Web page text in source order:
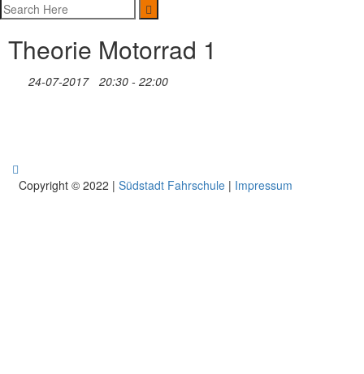
Theorie Motorrad 1
24-07-2017 20:30 - 22:00
Copyright © 2022 | Südstadt Fahrschule | Impressum